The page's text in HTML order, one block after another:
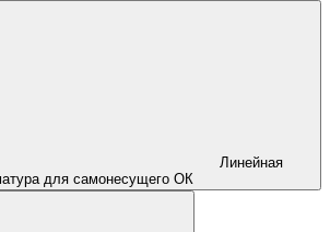
Линейная
для самонесущего ОК